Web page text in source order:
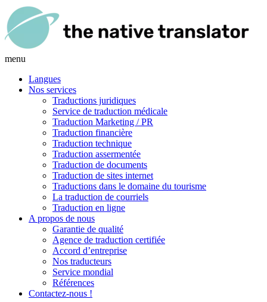
menu
Langues
Nos services
Traductions juridiques
Service de traduction médicale
Traduction Marketing / PR
Traduction financière
Traduction technique
Traduction assermentée
Traduction de documents
Traduction de sites internet
Traductions dans le domaine du tourisme
La traduction de courriels
Traduction en ligne
A propos de nous
Garantie de qualité
Agence de traduction certifiée
Accord d’entreprise
Nos traducteurs
Service mondial
Références
Contactez-nous !